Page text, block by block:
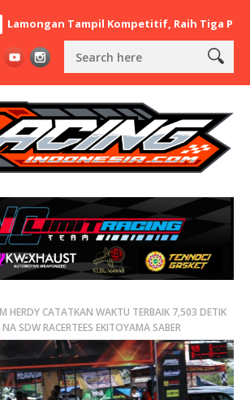
Tampil Kompetitif, Raih Tiga Podium di
M HERDY CATATKAN WAKTU TERBAIK 7,503 DETIK
SDW RACERTEES EKITOYAMA SABER